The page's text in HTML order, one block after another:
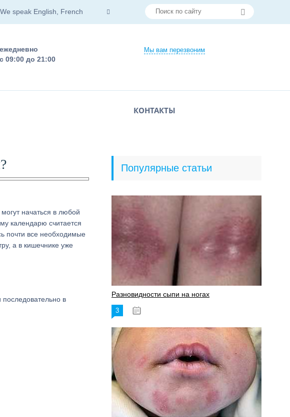
We speak English, French
Мы вам перезвоним
ежедневно
с 09:00 до 21:00
КОНТАКТЫ
начаться в любой
календарю считается
почти все необходимые
а в кишечнике уже
в
Популярные статьи
Разновидности сыпи на ногах
3